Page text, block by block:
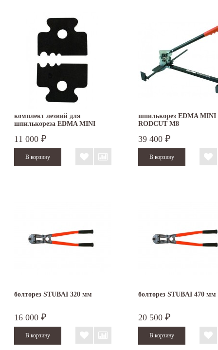
комплект лезвий для
шпилькореза EDMA MINI
11 000 ₽
шпилькорез EDMA MINI
RODCUT M8
39 400 ₽
болторез STUBAI 320 мм
16 000 ₽
болторез STUBAI 470 мм
20 500 ₽